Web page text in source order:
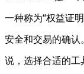
一种称为“权益证
安全和交易的确认
说，选择合适的